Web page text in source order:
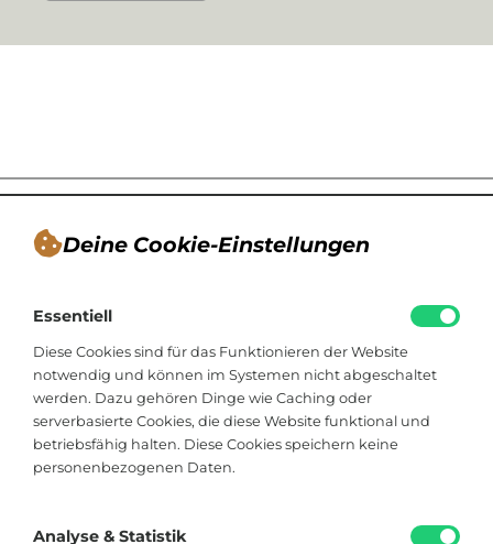
Deine Cookie-Einstellungen
Essentiell
Diese Cookies sind für das Funktionieren der Website
notwendig und können im Systemen nicht abgeschaltet
werden. Dazu gehören Dinge wie Caching oder
serverbasierte Cookies, die diese Website funktional und
betriebsfähig halten. Diese Cookies speichern keine
personenbezogenen Daten.
Analyse & Statistik
Blogger, Berater für nachhaltiges
Kommunikationsdesign, Catering
Viktoriastraße 48
33602 Bielefeld
hallo@soistfein.de